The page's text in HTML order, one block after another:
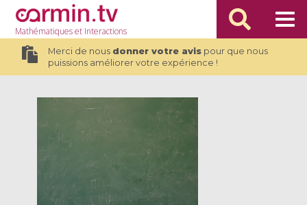
Mathématiqueset Interactions
Merci de nous donner votre avispour que nous
puissions améliorer votre expérience !